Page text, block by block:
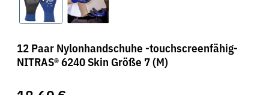
12 Paar Nylonhandschuhe -touchscreenfähig-
NITRAS® 6240 Skin Größe 7 (M)